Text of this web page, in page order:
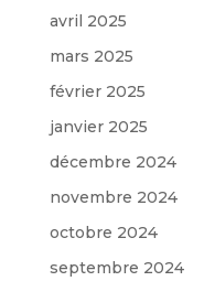
avril 2025
mars 2025
février 2025
janvier 2025
décembre 2024
novembre 2024
octobre 2024
septembre 2024